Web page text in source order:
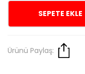
SEPETE EKLE
Ürünü Paylaş: